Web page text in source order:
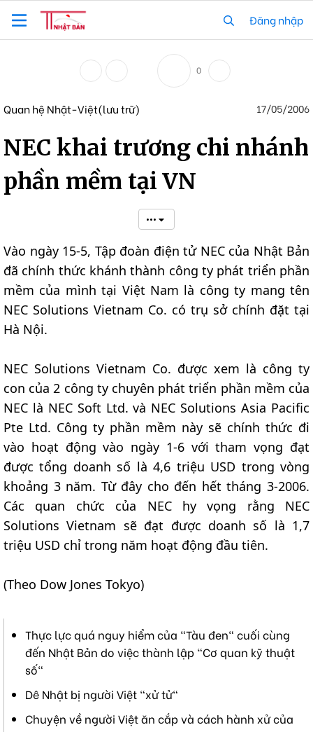
Đăng nhập
0
Quan hệ Nhật-Việt(lưu trữ) 17/05/2006
NEC khai trương chi nhánh
phần mềm tại VN
•••
Vào ngày 15-5, Tập đoàn điện tử NEC của Nhật Bản
đã chính thức khánh thành công ty phát triển phần
mềm của mình tại Việt Nam là công ty mang tên
NEC Solutions Vietnam Co. có trụ sở chính đặt tại
Hà Nội.
NEC Solutions Vietnam Co. được xem là công ty
con của 2 công ty chuyên phát triển phần mềm của
NEC là NEC Soft Ltd. và NEC Solutions Asia Pacific
Pte Ltd. Công ty phần mềm này sẽ chính thức đi
vào hoạt động vào ngày 1-6 với tham vọng đạt
được tổng doanh số là 4,6 triệu USD trong vòng
khoảng 3 năm. Từ đây cho đến hết tháng 3-2006.
Các quan chức của NEC hy vọng rằng NEC
Solutions Vietnam sẽ đạt được doanh số là 1,7
triệu USD chỉ trong năm hoạt động đầu tiên.
(Theo Dow Jones Tokyo)
Thực lực quá nguy hiểm của "Tàu đen" cuối cùng
đến Nhật Bản do việc thành lập "Cơ quan kỹ thuật
số"
Dê Nhật bị người Việt "xử tử"
Chuyện về người Việt ăn cắp và cách hành xử của